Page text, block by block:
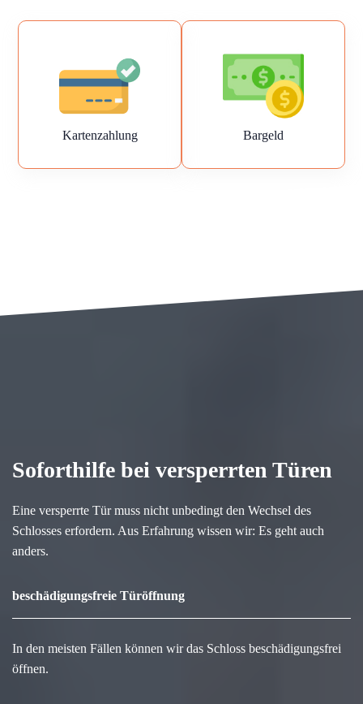
Kartenzahlung Bargeld
Soforthilfe bei versperrten Türen
Eine versperrte Tür muss nicht unbedingt den Wechsel des
Schlosses erfordern. Aus Erfahrung wissen wir: Es geht auch
anders.
beschädigungsfreie Türöffnung
In den meisten Fällen können wir das Schloss beschädigungsfrei
öffnen.